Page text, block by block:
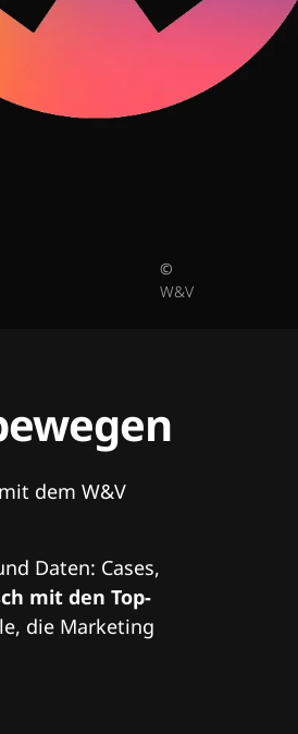
©
W&V
dem W&V
Daten: Cases,
mit den Top-
die Marketing